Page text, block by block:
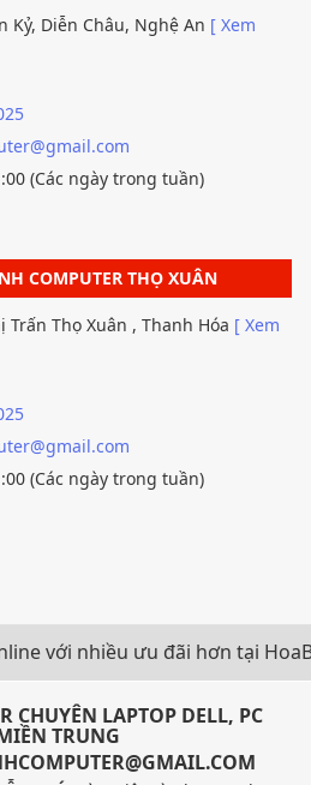
Kỷ, Diễn Châu, Nghệ An [ Xem
(Các ngày trong tuần)
COMPUTER THỌ XUÂN
Thọ Xuân , Thanh Hóa [ Xem
(Các ngày trong tuần)
với nhiều ưu đãi hơn tại
CHUYÊN LAPTOP DELL, PC
TRUNG